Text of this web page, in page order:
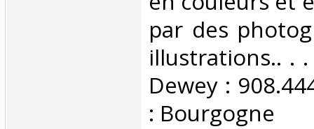
par des
illustrations.. .
Dewey :
: Bourgogne‎